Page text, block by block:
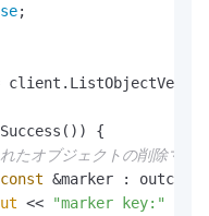
;
{
たオブジェクトの削除マー
const &marker :
<< "marker key:"